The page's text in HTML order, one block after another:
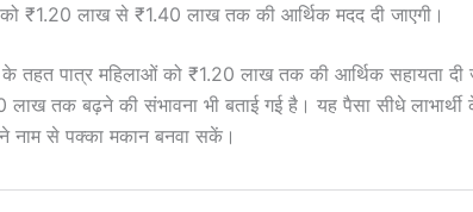
को ₹1.20 लाख से ₹1.40 लाख तक की आर्थिक मदद दी जाएगी।
के तहत पात्र महिलाओं को ₹1.20 लाख तक की आर्थिक सहायता दी
लाख तक बढ़ने की संभावना भी बताई गई है। यह पैसा सीधे
नाम से पक्का मकान बनवा सकें।